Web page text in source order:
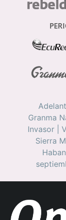
Granma
Invasor
Sierra